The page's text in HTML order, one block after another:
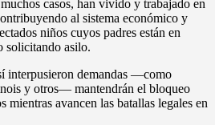
casos, han vivido y trabajado en
al sistema económico y
niños cuyos padres están en
solicitando asilo.
interpusieron demandas —como
y otros— mantendrán el bloqueo
mientras avancen las batallas legales en